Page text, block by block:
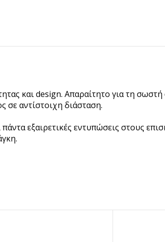
Γνωρίστε την icup
Χάρτινα Ποτήρια
Χαρτιά Περιτυλίγματος
Χαρτοπετσέτες
και design. Απαραίτητο για τη
σε αντίστοιχη διάσταση.
εξαιρετικές εντυπώσεις στους